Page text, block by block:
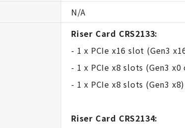
N/A
Riser Card CRS2133:
- 1 x PCIe x16 slot (Gen3
- 1 x PCIe x8 slots (Gen3
- 1 x PCIe x8 slots (Gen3
Riser Card CRS2134: